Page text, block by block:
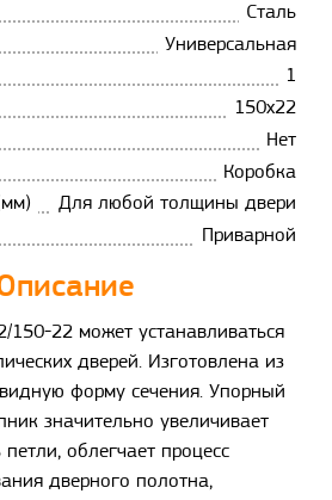
Сталь
Универсальная
1
150x22
Нет
Коробка
Для любой толщины двери
Приварной
150-22 может устанавливаться
дверей. Изготовлена из
форму сечения. Упорный
значительно увеличивает
облегчает процесс
дверного полотна,